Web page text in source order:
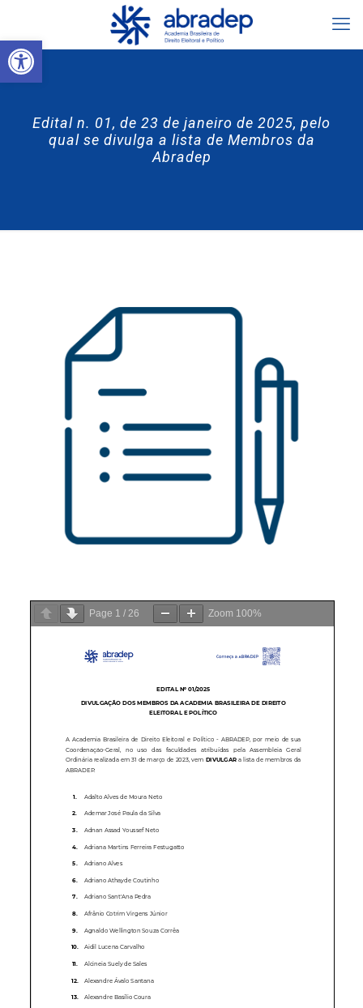
Abrir a barra de ferramentas
Edital n. 01, de 23 de janeiro de 2025, pelo
qual se divulga a lista de Membros da
Abradep
Page 1 / 26 Zoom 100%